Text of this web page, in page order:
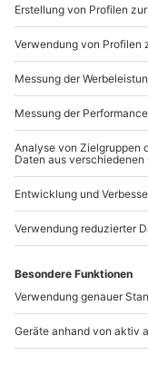
Artikelnummer:47758
Andere
Weinbergtour
Verkostung in